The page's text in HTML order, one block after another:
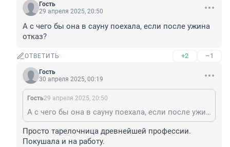
Гость
29 апреля 2025, 20:50
А с чего бы она в сауну поехала, если после ужина
отказ?
ОТВЕТИТЬ +2 –1
Гость
30 апреля 2025, 00:19
Гость29 апреля 2025, 20:50
А с чего бы она в сауну поехала, если после ужина отказ?
Просто тарелочница древнейшей профессии.
Покушала и на работу.